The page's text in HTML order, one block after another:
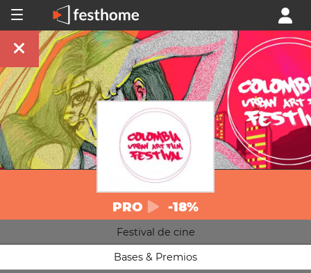
PRO -18%
Festival de cine
Bases & Premios